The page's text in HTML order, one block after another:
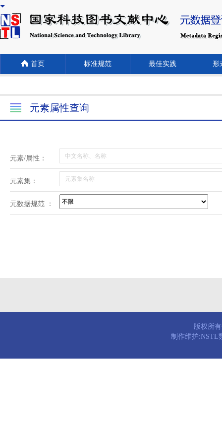
首页 标准规范 最佳实践 形
元素属性查询
元素/属性：
元素集：
元数据规范 ：
版权所
制作维护:NSTL